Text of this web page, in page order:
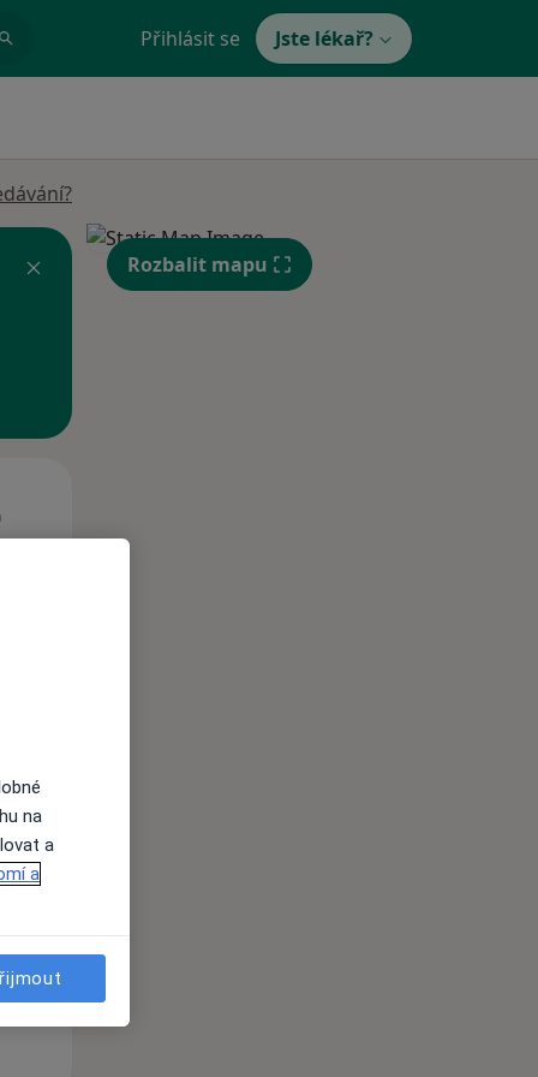
Přihlásit se Jste lékař?
12 Srpen
Rozbalit mapu
na
a
a